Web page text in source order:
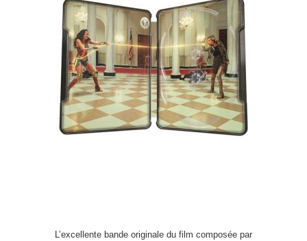
L’excellente bande originale du film composée par